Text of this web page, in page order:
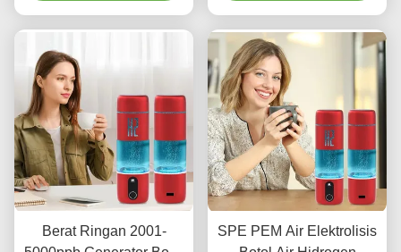
Berat Ringan 2001-
SPE PEM Air Elektrolisis